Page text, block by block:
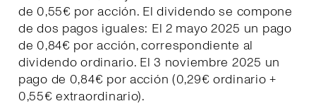
de 0,55€ por acción. El dividendo se compone
de dos pagos iguales: El 2 mayo 2025 un pago
de 0,84€ por acción, correspondiente al
dividendo ordinario. El 3 noviembre 2025 un
pago de 0,84€ por acción (0,29€ ordinario +
0,55€ extraordinario).